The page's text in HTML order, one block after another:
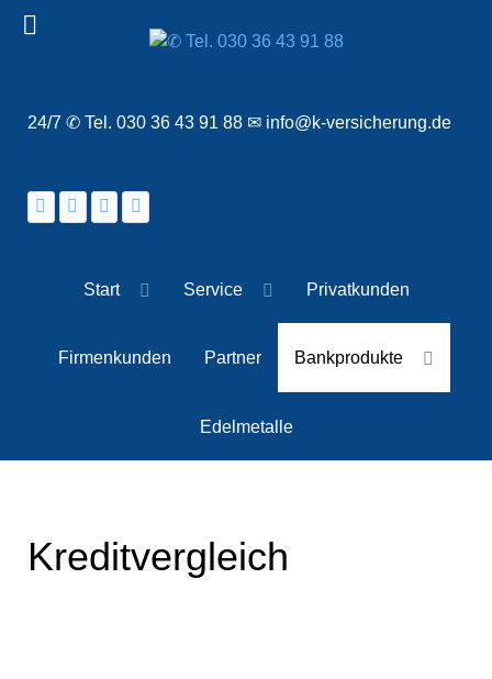
24/7 ✆ Tel. 030 36 43 91 88 ✉ info@k-versicherung.de
Start Service Privatkunden
Firmenkunden Partner Bankprodukte
Edelmetalle
Kreditvergleich